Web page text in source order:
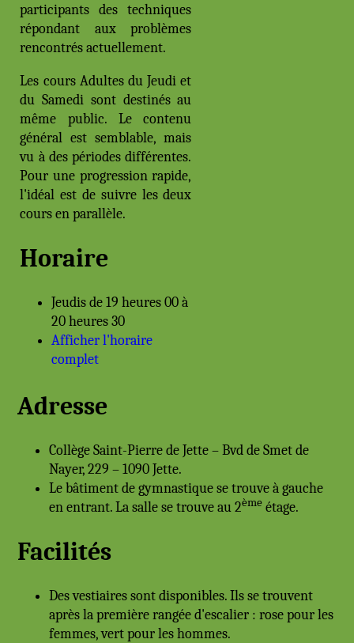
participants des techniques
répondant aux problèmes
rencontrés actuellement.
Les cours Adultes du Jeudi et
du Samedi sont destinés au
même public. Le contenu
général est semblable, mais
vu à des périodes différentes.
Pour une progression rapide,
l'idéal est de suivre les deux
cours en parallèle.
Horaire
Jeudis de 19 heures 00 à
20 heures 30
Afficher l'horaire
complet
Adresse
Collège Saint-Pierre de Jette – Bvd de Smet de
Nayer, 229 – 1090 Jette.
Le bâtiment de gymnastique se trouve à gauche
en entrant. La salle se trouve au 2ème étage.
Facilités
Des vestiaires sont disponibles. Ils se trouvent
après la première rangée d'escalier : rose pour les
femmes, vert pour les hommes.